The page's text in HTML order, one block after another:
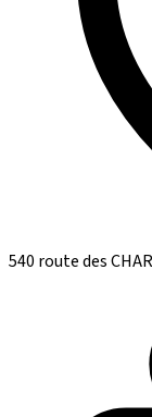
540 route des